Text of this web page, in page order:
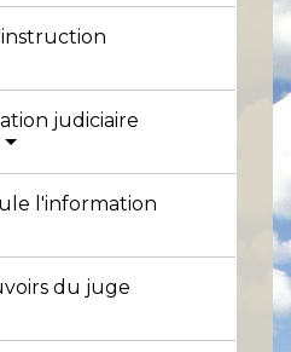
judiciaire
l'information
du juge